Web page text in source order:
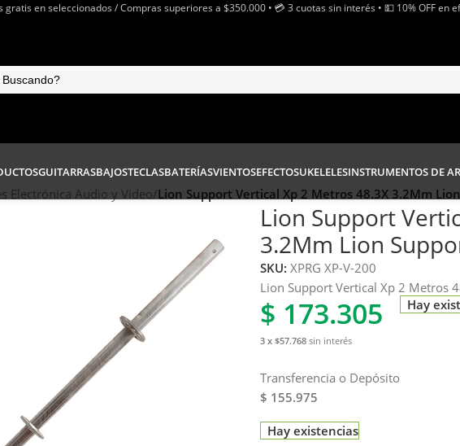
gratis en seleccionados / Compras superiores a $350.000 • 💳 3 cuotas sin interés • 💵 10% OFF en
GUITARRASBAJOSTECLASBATERÍASVIENTOSEFECTOSUKELELESINSTRUMENTOS DE
Electrónica Audio y Video/Lion Support Vertical Xp 2 Metros 48.3X 3.2Mm
Lion Support
3.2Mm Lion
SKU: XPRG XP-V-200
Lion Support Vertical Xp 2 Metros
$ 173.305
3 x $57.768 sin interés
Transferencia o Depósito
$ 155.975
Hay
Hay existencias